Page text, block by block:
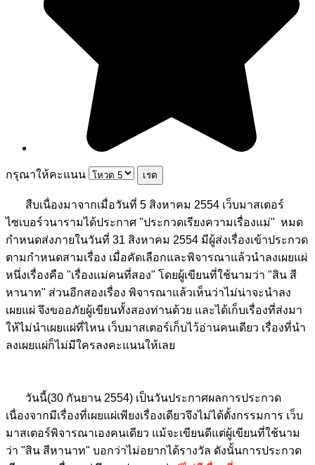
กรุณาให้คะแนน
สืบเนื่องมาจากเมื่อวันที่ 5 สิงหาคม 2554 เว็บมาสเตอร์
ไซเบอร์วนารามได้ประกาศ "ประกวดเรียงความเรื่องแม่" หมด
กำหนดส่งภายในวันที่ 31 สิงหาคม 2554 มีผู้ส่งเรื่องเข้าประกวด
ตามกำหนดสามเรื่อง เมื่อคัดเลือกและพิจารณาแล้วนำลงเผยแผ่
หนึ่งเรื่องคือ "เรื่องแม่คนที่สอง" โดยผู้เขียนที่ใช้นามว่า "สิน สี
หานาท" ส่วนอีกสองเรื่อง พิจารณาแล้วเห็นว่าไม่น่าจะนำลง
เผยแผ่ จึงขออภัยผู้เขียนทั้งสองท่านด้วย และได้เก็บเรื่องที่ส่งมา
ให้ไม่นำเผยแผ่ที่ไหน เว็บมาสเตอร์เก็บไว้อ่านคนเดียว เรื่องที่นำ
ลงเผยแผ่ก็ไม่มีใครลงคะแนนให้เลย
วันนี้(30 กันยาน 2554) เป็นวันประกาศผลการประกวด
เนื่องจากมีเรื่องที่เผยแผ่เพียงเรื่องเดียวจึงไม่ได้ตั้งกรรมการ เว็บ
มาสเตอร์พิจารณาเองคนเดียว แม้จะเขียนดีแต่ผู้เขียนที่ใช้นาม
ว่า "สิน สีหานาท" บอกว่าไม่อยากได้รางวัล ดังนั้นการประกวด